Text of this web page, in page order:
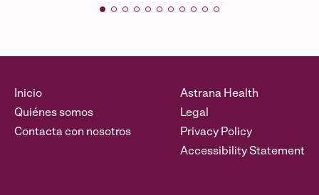
Inicio
Quiénes somos
Contacta con nosotros
Astrana Health
Legal
Privacy Policy
Accessibility Statement